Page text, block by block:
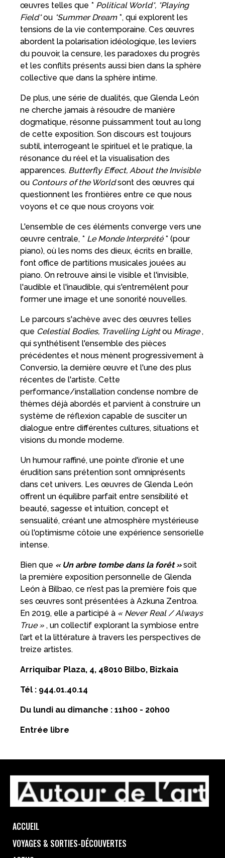
œuvres telles que * Political World*, *Playing
Field*ou *Summer Dream*, qui explorent les
tensions de la vie contemporaine. Ces œuvres
abordent la polarisation idéologique, les leviers
du pouvoir, la censure, les paradoxes du progrès
et les conflits présents aussi bien dans la sphère
collective que dans la sphère intime.
De plus, une série de dualités, que Glenda León
ne cherche jamais à résoudre de manière
dogmatique, résonne puissamment tout au long
de cette exposition. Son discours est toujours
subtil, interrogeant le spirituel et le pratique, la
résonance du réel et la visualisation des
apparences. Butterfly Effect, About the Invisible
ou Contours of the Worldsont des œuvres qui
questionnent les frontières entre ce que nous
voyons et ce que nous croyons voir.
L'ensemble de ces éléments converge vers une
œuvre centrale, * Le Monde Interprété* (pour
piano), où les noms des dieux, écrits en braille,
font office de partitions musicales jouées au
piano. On retrouve ainsi le visible et l'invisible,
l'audible et l'inaudible, qui s'entremêlent pour
former une image et une sonorité nouvelles.
Le parcours s'achève avec des œuvres telles
que Celestial Bodies, Travelling Lightou Mirage,
qui synthétisent l'ensemble des pièces
précédentes et nous mènent progressivement à
Conversio, la dernière œuvre et l'une des plus
récentes de l'artiste. Cette
performance/installation condense nombre de
thèmes déjà abordés et parvient à construire un
système de réflexion capable de susciter un
dialogue entre différentes cultures, situations et
visions du monde moderne.
Un humour raffiné, une pointe d'ironie et une
érudition sans prétention sont omniprésents
dans cet univers. Les œuvres de Glenda León
offrent un équilibre parfait entre sensibilité et
beauté, sagesse et intuition, concept et
sensualité, créant une atmosphère mystérieuse
où l'optimisme côtoie une expérience sensorielle
intense.
Bien que « Un arbre tombe dans la forêt »soit
la première exposition personnelle de Glenda
León à Bilbao, ce n’est pas la première fois que
ses œuvres sont présentées à Azkuna Zentroa.
En 2019, elle a participé à « Never Real / Always
True » , un collectif explorant la symbiose entre
l’art et la littérature à travers les perspectives de
treize artistes.
Arriquíbar Plaza, 4, 48010 Bilbo, Bizkaia
Tél : 944.01.40.14
Du lundi au dimanche : 11h00 - 20h00
Entrée libre
ACCUEIL
VOYAGES & SORTIES-DÉCOUVERTES